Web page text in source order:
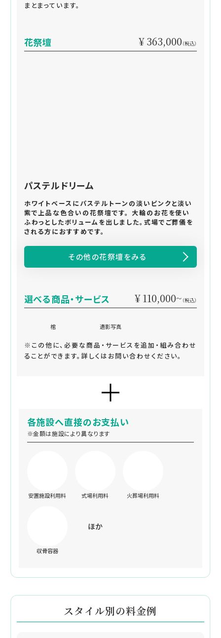
まとまっています。
花祭壇 ¥ 363,000 （税込）
パステルドリーム
ホワイトベースにパステルトーンの淡いピンクと淡い
紫で上品な色合いの花祭壇です。 大輪のお花を使い
ふわっとしたボリュームを出しました。式場でご葬儀を
される方におすすめです。
その他の花祭壇をみる
選べる商品・サービス ¥ 110,000~ （税込）
棺 遺影写真
※この他に、必要な商品・サービスを追加・組み合わせ
ることができます。詳しくはお問い合わせください。
各施設へ直接のお支払い
※金額は施設により異なります
安置施設利用料 式場利用料 火葬場利用料
収骨容器
ほか
スタイル別の料金例